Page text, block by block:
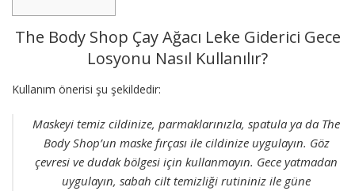
The Body Shop Çay Ağacı Leke Giderici Gece
Losyonu Nasıl Kullanılır?
Kullanım önerisi şu şekildedir:
Maskeyi temiz cildinize, parmaklarınızla, spatula ya da The
Body Shop’un maske fırçası ile cildinize uygulayın. Göz
çevresi ve dudak bölgesi için kullanmayın. Gece yatmadan
uygulayın, sabah cilt temizliği rutininiz ile güne